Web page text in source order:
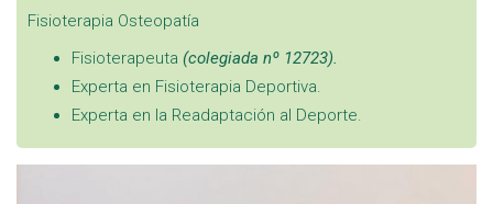
Fisioterapia Osteopatía
Fisioterapeuta (colegiada nº 12723).
Experta en Fisioterapia Deportiva.
Experta en la Readaptación al Deporte.